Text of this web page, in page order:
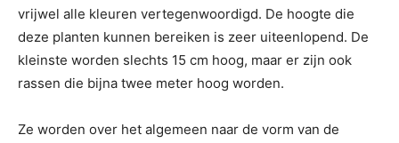
vrijwel alle kleuren vertegenwoordigd. De hoogte die
deze planten kunnen bereiken is zeer uiteenlopend. De
kleinste worden slechts 15 cm hoog, maar er zijn ook
rassen die bijna twee meter hoog worden.
Ze worden over het algemeen naar de vorm van de